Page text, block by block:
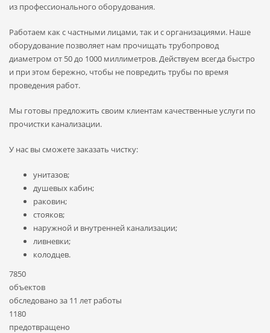
из профессионального оборудования.
Работаем как с частными лицами, так и с организациями. Наше
оборудование позволяет нам прочищать трубопровод
диаметром от 50 до 1000 миллиметров. Действуем всегда быстро
и при этом бережно, чтобы не повредить трубы по время
проведения работ.
Мы готовы предложить своим клиентам качественные услуги по
прочистки канализации.
У нас вы сможете заказать чистку:
унитазов;
душевых кабин;
раковин;
стояков;
наружной и внутренней канализации;
ливневки;
колодцев.
7850
объектов
обследовано за 11 лет работы
1180
предотвращено